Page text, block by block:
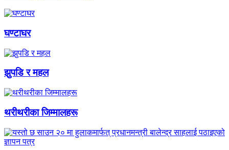
घण्टाघर
झुपडि र महल
थरीथरीका जिम्मालहरू